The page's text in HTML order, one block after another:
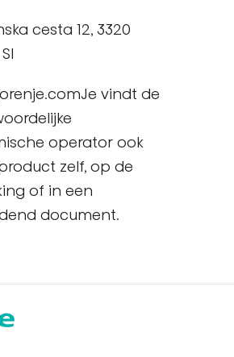
cesta 12, 3320
vindt de
operator ook
zelf, op de
of in een
document.